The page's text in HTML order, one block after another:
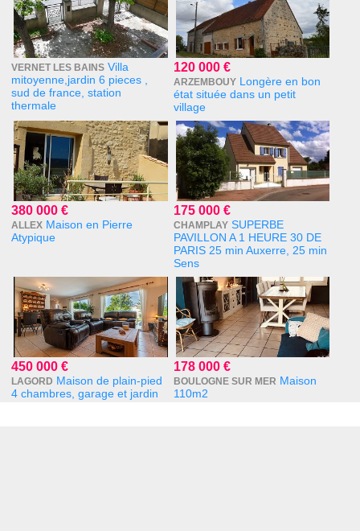
VERNET LES BAINS Villa
mitoyenne,jardin 6 pieces ,
sud de france, station
thermale
120 000 €
ARZEMBOUY Longère en bon
état située dans un petit
village
380 000 €
ALLEX Maison en Pierre
Atypique
175 000 €
CHAMPLAY SUPERBE
PAVILLON A 1 HEURE 30 DE
PARIS 25 min Auxerre, 25 min
Sens
450 000 €
LAGORD Maison de plain-pied
4 chambres, garage et jardin
178 000 €
BOULOGNE SUR MER Maison
110m2